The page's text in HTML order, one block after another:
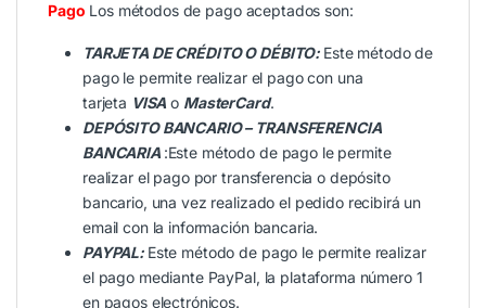
Pago Los métodos de pago aceptados son:
TARJETA DE CRÉDITO O DÉBITO: Este método de
pago le permite realizar el pago con una
tarjeta VISA o MasterCard.
DEPÓSITO BANCARIO – TRANSFERENCIA
BANCARIA :Este método de pago le permite
realizar el pago por transferencia o depósito
bancario, una vez realizado el pedido recibirá un
email con la información bancaria.
PAYPAL: Este método de pago le permite realizar
el pago mediante PayPal, la plataforma número 1
en pagos electrónicos.